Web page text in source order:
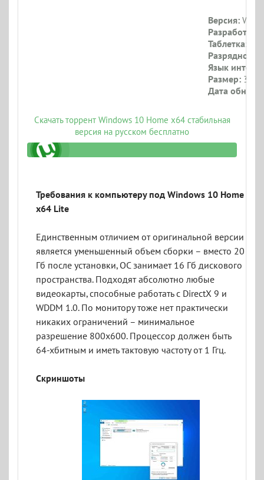
Версия:
Разработчик:
Таблетка:
Разрядность:
Язык
Размер: 3.6
Дата
Скачать торрент Windows 10 Home x64 стабильная
версия на русском бесплатно
Требования к компьютеру под Windows 10 Home
x64 Lite
Единственным отличием от оригинальной версии
является уменьшенный объем сборки – вместо 20
Гб после установки, ОС занимает 16 Гб дискового
пространства. Подходят абсолютно любые
видеокарты, способные работать с DirectX 9 и
WDDM 1.0. По монитору тоже нет практически
никаких ограничений – минимальное
разрешение 800x600. Процессор должен быть
64-хбитным и иметь тактовую частоту от 1 Ггц.
Скриншоты